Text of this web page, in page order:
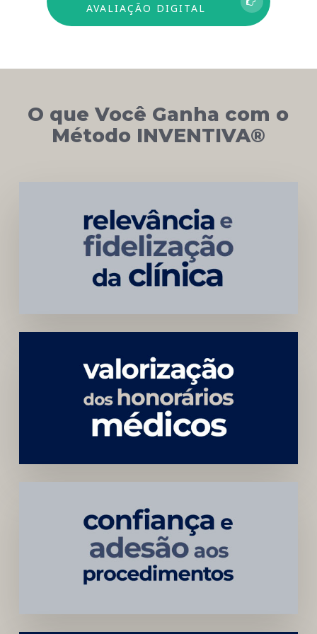
AVALIAÇÃO DIGITAL
O que Você Ganha com o
Método INVENTIVA®
Networking
e
Autoridade
Institucional
Menor
Dependência
de
Convênios
Construção
Sustentável
da
Marca